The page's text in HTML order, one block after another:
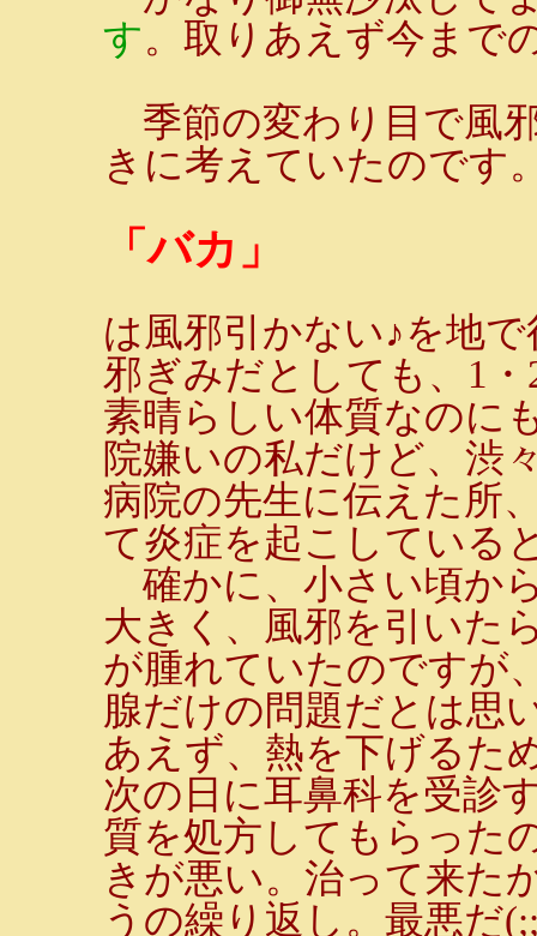
す。取りあえず今まで
季節の変わり目で風
きに考えていたのです
「バカ」
は風邪引かない♪を地
邪ぎみだとしても、1
素晴らしい体質なのに
院嫌いの私だけど、渋
病院の先生に伝えた所
て炎症を起こしている
確かに、小さい頃か
大きく、風邪を引いた
が腫れていたのですが
腺だけの問題だとは思
あえず、熱を下げるた
次の日に耳鼻科を受診
質を処方してもらった
きが悪い。治って来た
うの繰り返し。最悪だ